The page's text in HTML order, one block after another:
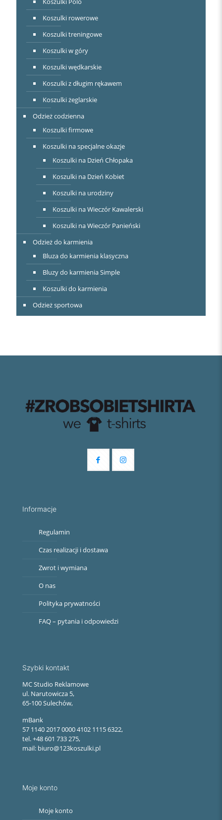
Koszulki rowerowe
Koszulki treningowe
Koszulki w góry
Koszulki wędkarskie
Koszulki z długim rękawem
Koszulki żeglarskie
Odzież codzienna
Koszulki firmowe
Koszulki na specjalne okazje
Koszulki na Dzień Chłopaka
Koszulki na Dzień Kobiet
Koszulki na urodziny
Koszulki na Wieczór Kawalerski
Koszulki na Wieczór Panieński
Odzież do karmienia
Bluza do karmienia klasyczna
Bluzy do karmienia Simple
Koszulki do karmienia
Odzież sportowa
Informacje
Regulamin
Czas realizacji i dostawa
Zwrot i wymiana
O nas
Polityka prywatności
FAQ – pytania i odpowiedzi
Szybki kontakt
MC Studio Reklamowe
ul. Narutowicza 5,
65-100 Sulechów,
mBank
57 1140 2017 0000 4102 1115 6322,
tel. +48 601 733 275,
mail: biuro@123koszulki.pl
Moje konto
Moje konto